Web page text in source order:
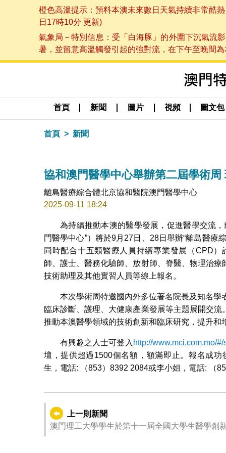
橙色高溫提示：預料本澳未來數日天氣持續非常酷
日17時10分 更新)
氣象局－特別信息：受「白海豚」的外圍下沉氣流
暑，並留意高溫觸發引起的強對流，在下午至晚間
首頁 新聞 圖片 視頻 圖文包
首頁 新聞
協和澳門醫學中心舉辦第二屆學術周
離島醫療綜合體北京協和醫院澳門醫學中心
2025-09-11 18:24
為持續推動本澳的醫學發展，促進醫學交流
門醫學中心”）將於9月27日、28日舉辦“離島醫療
同時配合十五類醫療人員持續專業發展（CPD
師、護士、醫務化驗師、放射師、脊醫、物理治
技術助理及其他實習人員等線上報名。
本次學術周特邀國內外多位著名院長及知名
臨床診斷、護理、大健康產業發展等主題展開交
推動本澳醫學領域的技術創新和臨床研究，提升和
有興趣之人士可登入 http://www.mci.com.mo/
壇，提供超過1500個名額，額滿即止。報名成
生，電話: （853）8392 2084或李小姐，電話: （
上一則新聞
澳門理工大學學生於第十一屆全國大學生醫學創